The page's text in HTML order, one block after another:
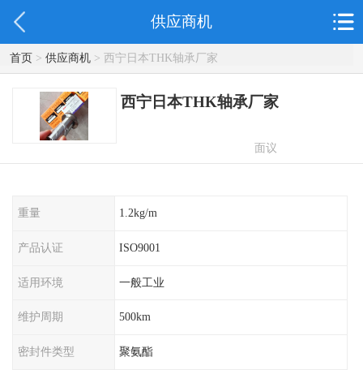
供应商机
首页> 供应商机> 西宁日本THK轴承厂家
西宁日本THK轴承厂家
面议
重量 1.2kg/m
产品认证 ISO9001
适用环境 一般工业
维护周期 500km
密封件类型 聚氨酯